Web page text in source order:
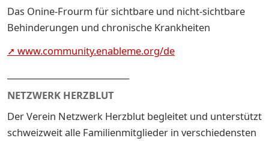
Das Onine-Frourm für sichtbare und nicht-sichtbare
Behinderungen und chronische Krankheiten
➚ www.community.enableme.org/de
NETZWERK HERZBLUT
Der Verein Netzwerk Herzblut begleitet und unterstützt
schweizweit alle Familienmitglieder in verschiedensten